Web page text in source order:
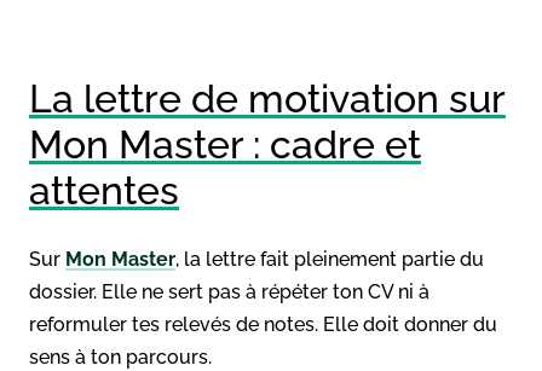
La lettre de motivation sur
Mon Master : cadre et
attentes
Sur Mon Master, la lettre fait pleinement partie du
dossier. Elle ne sert pas à répéter ton CV ni à
reformuler tes relevés de notes. Elle doit donner du
sens à ton parcours.